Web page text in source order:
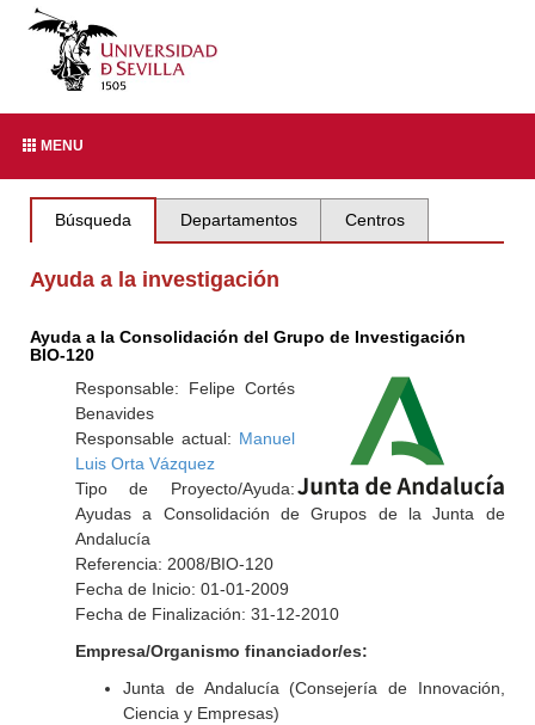
MENU
Búsqueda Departamentos Centros
Ayuda a la investigación
Ayuda a la Consolidación del Grupo de Investigación
BIO-120
Responsable: Felipe Cortés
Benavides
Responsable actual: Manuel
Luis Orta Vázquez
Tipo de Proyecto/Ayuda:
Ayudas a Consolidación de Grupos de la Junta de
Andalucía
Referencia: 2008/BIO-120
Fecha de Inicio: 01-01-2009
Fecha de Finalización: 31-12-2010
Empresa/Organismo financiador/es:
Junta de Andalucía (Consejería de Innovación,
Ciencia y Empresas)